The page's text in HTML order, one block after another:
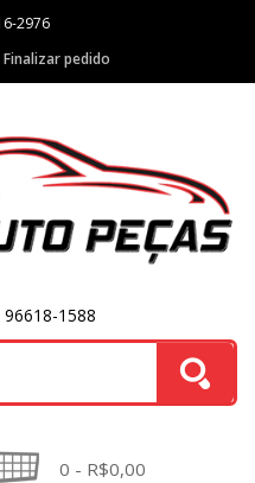
2976
Finalizar pedido
96618-1588
0 - R$0,00